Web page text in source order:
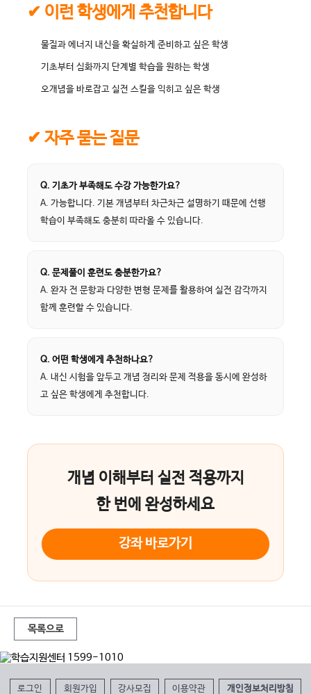
✔ 이런 학생에게 추천합니다
물질과 에너지 내신을 확실하게 준비하고 싶은 학생
기초부터 심화까지 단계별 학습을 원하는 학생
오개념을 바로잡고 실전 스킬을 익히고 싶은 학생
✔ 자주 묻는 질문
Q. 기초가 부족해도 수강 가능한가요?
A. 가능합니다. 기본 개념부터 차근차근 설명하기 때문에 선행
학습이 부족해도 충분히 따라올 수 있습니다.
Q. 문제풀이 훈련도 충분한가요?
A. 완자 전 문항과 다양한 변형 문제를 활용하여 실전 감각까지
함께 훈련할 수 있습니다.
Q. 어떤 학생에게 추천하나요?
A. 내신 시험을 앞두고 개념 정리와 문제 적용을 동시에 완성하
고 싶은 학생에게 추천합니다.
개념 이해부터 실전 적용까지
한 번에 완성하세요
강좌 바로가기
목록으로
로그인 회원가입 강사모집 이용약관 개인정보처리방침